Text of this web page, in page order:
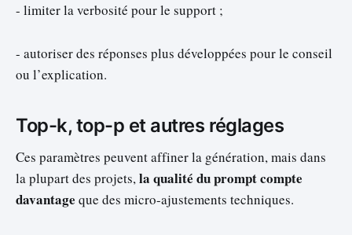
- limiter la verbosité pour le support ;
- autoriser des réponses plus développées pour le conseil
ou l’explication.
Top-k, top-p et autres réglages
Ces paramètres peuvent affiner la génération, mais dans
la plupart des projets,la qualité du prompt compte
davantage que des micro-ajustements techniques.